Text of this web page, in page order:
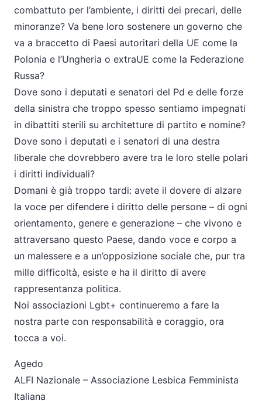
combattuto per l’ambiente, i diritti dei precari, delle
minoranze? Va bene loro sostenere un governo che
va a braccetto di Paesi autoritari della UE come la
Polonia e l’Ungheria o extraUE come la Federazione
Russa?
Dove sono i deputati e senatori del Pd e delle forze
della sinistra che troppo spesso sentiamo impegnati
in dibattiti sterili su architetture di partito e nomine?
Dove sono i deputati e i senatori di una destra
liberale che dovrebbero avere tra le loro stelle polari
i diritti individuali?
Domani è già troppo tardi: avete il dovere di alzare
la voce per difendere i diritto delle persone – di ogni
orientamento, genere e generazione – che vivono e
attraversano questo Paese, dando voce e corpo a
un malessere e a un’opposizione sociale che, pur tra
mille difficoltà, esiste e ha il diritto di avere
rappresentanza politica.
Noi associazioni Lgbt+ continueremo a fare la
nostra parte con responsabilità e coraggio, ora
tocca a voi.
Agedo
ALFI Nazionale – Associazione Lesbica Femminista
Italiana